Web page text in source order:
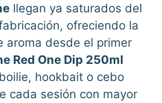
llegan ya saturados del
ofreciendo la
aroma desde el primer
Red One Dip 250ml
hookbait o cebo
cada sesión con mayor